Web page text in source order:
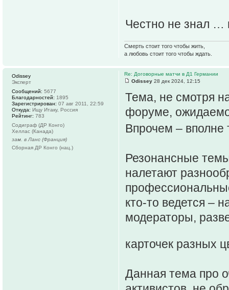
Честно не знал …
Смерть стоит того чтобы жить,
а любовь стоит того чтобы ждать.
Re: Договорные матчи в Д1 Германии
Odissey 28 дек 2024, 12:15
Тема, не смотря
форуме,
Впрочем –
Резонансные
налетают
кто-то ведется –
модераторы,
карточек разных
Данная тема про
Odissey
Эксперт
Сообщений: 5677
Благодарностей: 1895
Зарегистрирован: 07 авг 2011, 22:59
Откуда: Ищу Итаку, Россия
Рейтинг: 783
Содиграф (ДР Конго)
Хеллас (Канада)
зам. в Ланс (Франция)
Сборная ДР Конго (нац.)